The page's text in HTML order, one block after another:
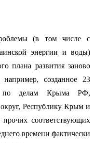
(в том числе с
энергии и воды)
плана развития заново
созданное 23
по делам Крыма РФ,
Республику Крым и
соответствующих
времени фактически